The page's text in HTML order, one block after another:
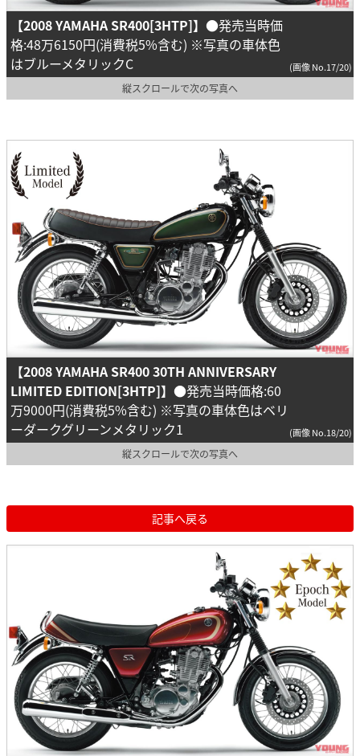
【2008 YAMAHA SR400[3HTP]】 ●発売当時価
格:48万6150円(消費税5%含む) ※写真の車体色
はブルーメタリックC
(画像 No.17/20)
縦スクロールで次の写真へ
【2008 YAMAHA SR400 30TH ANNIVERSARY
LIMITED EDITION[3HTP]】 ●発売当時価格:60
万9000円(消費税5%含む) ※写真の車体色はベリ
ーダークグリーンメタリック1
(画像 No.18/20)
縦スクロールで次の写真へ
記事へ戻る